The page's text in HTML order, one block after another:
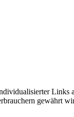
Links
gewährt